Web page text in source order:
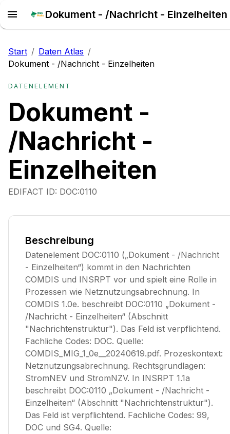
Start / Daten Atlas /
Dokument - /Nachricht - Einzelheiten
DATENELEMENT
Dokument -
/Nachricht -
Einzelheiten
EDIFACT ID: DOC:0110
Beschreibung
Datenelement DOC:0110 („Dokument - /Nachricht
- Einzelheiten“) kommt in den Nachrichten
COMDIS und INSRPT vor und spielt eine Rolle in
Prozessen wie Netznutzungsabrechnung. In
COMDIS 1.0e. beschreibt DOC:0110 „Dokument -
/Nachricht - Einzelheiten“ (Abschnitt
"Nachrichtenstruktur"). Das Feld ist verpflichtend.
Fachliche Codes: DOC. Quelle:
COMDIS_MIG_1_0e__20240619.pdf. Prozeskontext:
Netznutzungsabrechnung. Rechtsgrundlagen:
StromNEV und StromNZV. In INSRPT 1.1a
beschreibt DOC:0110 „Dokument - /Nachricht -
Einzelheiten“ (Abschnitt "Nachrichtenstruktur").
Das Feld ist verpflichtend. Fachliche Codes: 99,
DOC und SG4. Quelle: